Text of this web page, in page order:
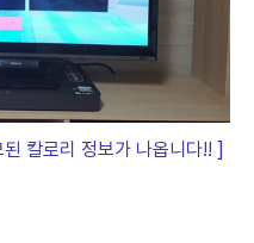
칼로리 정보가 나옵니다!! ]